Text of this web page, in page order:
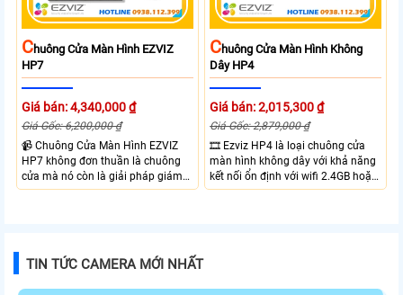
CHuông Cửa Màn Hình EZVIZ
HP7
Giá bán: 4,340,000 ₫
Giá Gốc: 6,200,000 ₫
📹 Chuông Cửa Màn Hình EZVIZ
HP7 không đơn thuần là chuông
cửa mà nó còn là giải pháp giám
sát an ninh toàn diện cho khu vực
chuông cửa với độ phân giải 2K
đảm bảo khu vực ra vào luôn được
CHuông Cửa Màn Hình Không
Dây HP4
Giá bán: 2,015,300 ₫
Giá Gốc: 2,879,000 ₫
🎞 Ezviz HP4 là loại chuông cửa
màn hình không dây với khả năng
kết nối ổn định với wifi 2.4GB hoặc
tần số trộn. Với camera chuông
TIN TỨC CAMERA MỚI NHẤT